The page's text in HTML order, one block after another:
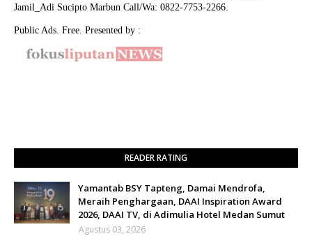
Jamil_Adi Sucipto Marbun Call/Wa: 0822-7753-2266.
Public Ads. Free. Presented by :
READER RATING
Yamantab BSY Tapteng, Damai Mendrofa,
Meraih Penghargaan, DAAI Inspiration Award
2026, DAAI TV, di Adimulia Hotel Medan Sumut
Agustus 03, 2026